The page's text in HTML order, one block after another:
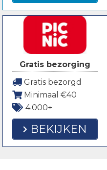
Gratis bezorging
Gratis bezorgd
Minimaal €40
4.000+
BEKIJKEN